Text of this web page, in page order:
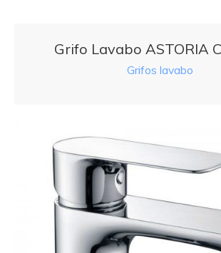
Grifo Lavabo ASTORIA
Grifos lavabo